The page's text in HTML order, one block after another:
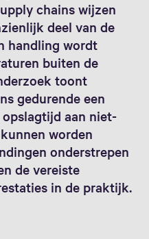
chains wijzen
deel van de
handling wordt
buiten de
toont
gedurende een
aan niet-
worden
onderstrepen
de vereiste
in de praktijk.